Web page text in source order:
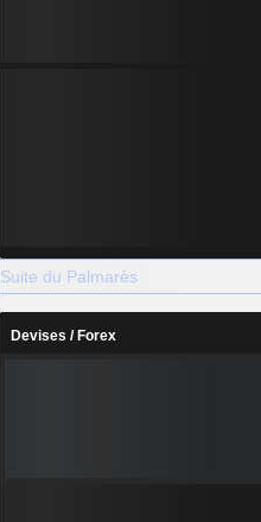
Suite du Palmarès
Devises / Forex